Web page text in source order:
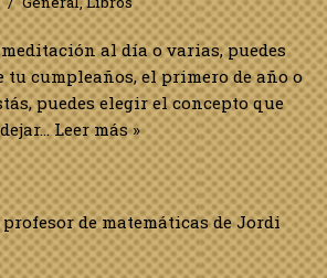
al día o varias, puedes
tu cumpleaños, el primero de año o
puedes elegir el concepto que
Leer más »